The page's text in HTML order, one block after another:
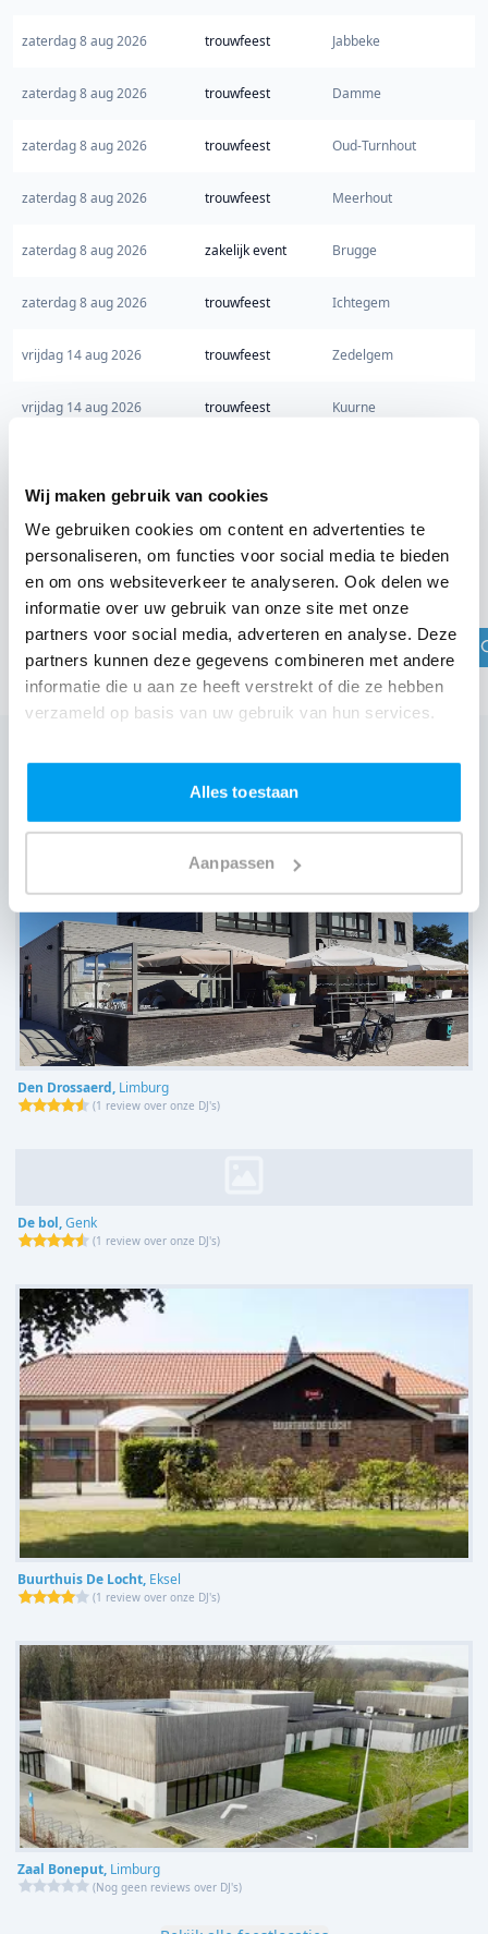
Wij maken gebruik van cookies
We gebruiken cookies om content en advertenties te
personaliseren, om functies voor social media te bieden
en om ons websiteverkeer te analyseren. Ook delen we
informatie over uw gebruik van onze site met onze
partners voor social media, adverteren en analyse. Deze
partners kunnen deze gegevens combineren met andere
informatie die u aan ze heeft verstrekt of die ze hebben
verzameld op basis van uw gebruik van hun services.
Alles toestaan
Aanpassen
zaterdag 8 aug 2026 trouwfeest Jabbeke
zaterdag 8 aug 2026 trouwfeest Damme
zaterdag 8 aug 2026 trouwfeest Oud-Turnhout
zaterdag 8 aug 2026 trouwfeest Meerhout
zaterdag 8 aug 2026 zakelijk event Brugge
zaterdag 8 aug 2026 trouwfeest Ichtegem
vrijdag 14 aug 2026 trouwfeest Zedelgem
vrijdag 14 aug 2026 trouwfeest Kuurne
DJ boeken in jouw regio?
Check jouw plaats
Wij zijn partner van 100-en feestlocaties
Lees reviews van onze DJ's op jouw locatie
Den Drossaerd, Limburg
(1 review over onze DJ's)
De bol,Genk
(1 review over onze DJ's)
Buurthuis De Locht, Eksel
(1 review over onze DJ's)
Zaal Boneput, Limburg
(Nog geen reviews over DJ's)